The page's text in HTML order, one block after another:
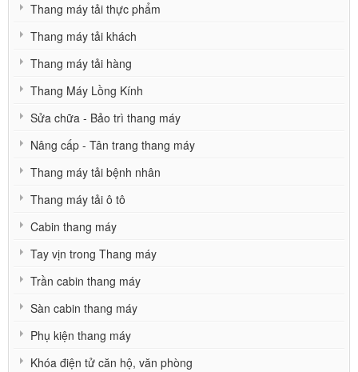
Thang máy tải thực phẩm
Thang máy tải khách
Thang máy tải hàng
Thang Máy Lồng Kính
Sửa chữa - Bảo trì thang máy
Nâng cấp - Tân trang thang máy
Thang máy tải bệnh nhân
Thang máy tải ô tô
Cabin thang máy
Tay vịn trong Thang máy
Trần cabin thang máy
Sàn cabin thang máy
Phụ kiện thang máy
Khóa điện tử căn hộ, văn phòng